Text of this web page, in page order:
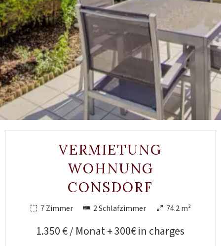
VERMIETUNG
WOHNUNG
CONSDORF
7 Zimmer 2 Schlafzimmer 74.2 m²
1.350 € / Monat + 300€ in charges